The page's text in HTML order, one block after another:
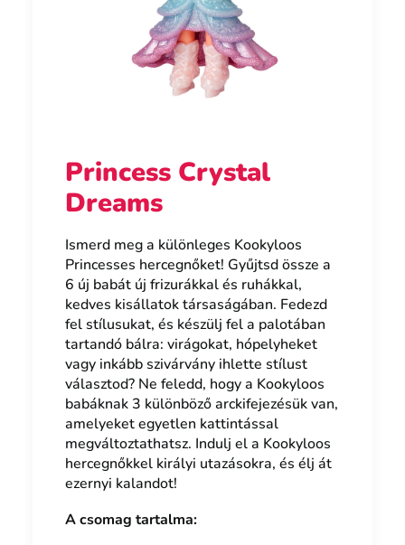
Princess Crystal
Dreams
Ismerd meg a különleges Kookyloos
Princesses hercegnőket! Gyűjtsd össze a
6 új babát új frizurákkal és ruhákkal,
kedves kisállatok társaságában. Fedezd
fel stílusukat, és készülj fel a palotában
tartandó bálra: virágokat, hópelyheket
vagy inkább szivárvány ihlette stílust
választod? Ne feledd, hogy a Kookyloos
babáknak 3 különböző arckifejezésük van,
amelyeket egyetlen kattintással
megváltoztathatsz. Indulj el a Kookyloos
hercegnőkkel királyi utazásokra, és élj át
ezernyi kalandot!
A csomag tartalma: